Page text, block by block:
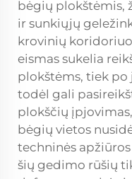
bėgių plokštėmis,
ir sunkiųjų
krovinių
eismas sukelia
plokštėms, tiek po
todėl gali
plokščių
bėgių vietos
techninės
šių gedimo rūšių